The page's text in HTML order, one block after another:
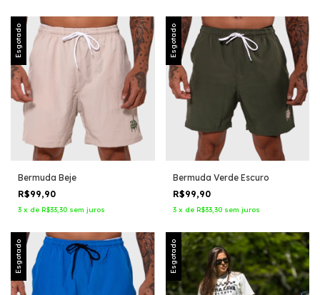
Esgotado
Bermuda Beje
R$99,90
3 x de R$33,30 sem juros
Esgotado
Bermuda Verde Escuro
R$99,90
3 x de R$33,30 sem juros
Esgotado Esgotado